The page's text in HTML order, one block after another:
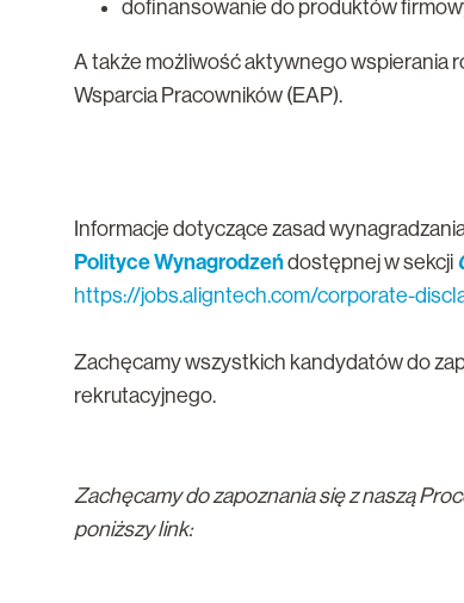
dofinansowanie do produktów
A także możliwość aktywnego wspierania
Wsparcia Pracowników (EAP).
Informacje dotyczące zasad
Polityce Wynagrodzeńdostępnej w sekcji
https://jobs.aligntech.com/corporate-
Zachęcamy wszystkich kandydatów do
rekrutacyjnego.
Zachęcamy do zapoznania się z naszą
poniższy link: